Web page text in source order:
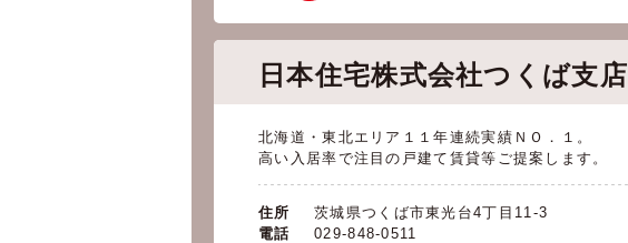
日本住宅株式会社つくば支店
北海道・東北エリア１１年連続実績ＮＯ．１。
高い入居率で注目の戸建て賃貸等ご提案します。
住所
茨城県つくば市東光台4丁目11-3
電話
029-848-0511